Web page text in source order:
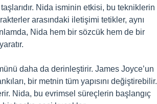
Nida isminin etkisi, bu tekniklerin
arasındaki iletişimi tetikler, aynı
Nida hem bir sözcük hem de bir
daha da derinleştirir. James Joyce’un
bir metnin tüm yapısını değiştirebilir.
Nida, bu evrimsel süreçlerin başlangıç